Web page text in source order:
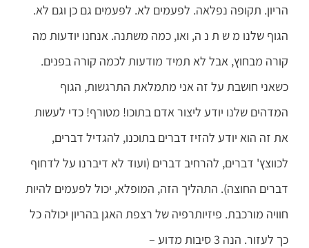
הריון. תקופה נפלאה. לפעמים לא. לפעמים גם כן וגם לא.
הגוף שלנו מ ש ת נ ה, ואו, כמה משתנה. אנחנו יודעות מה
קורה מבחוץ, אבל לא תמיד מודעות לכמה קורה בפנים.
כשאני חושבת על זה אני מתמלאת התרגשות, הגוף
המדהים שלנו יודע ליצור אדם בתוכו! מטורף! כדי לעשות
את זה הוא יודע להזיז דברים בתוכנו, להגדיל דברים,
לכווצץ' דברים, להרחיב דברים (ועוד לא דיברנו על לדחוף
דברים החוצה). התהליך הזה, המופלא, יכול לפעמים להיות
חוויה מורכבת. פיזיותרפיה של רצפת האגן בהריון יכולה כל
כך לעזור. הנה 3 סיבות מדוע –